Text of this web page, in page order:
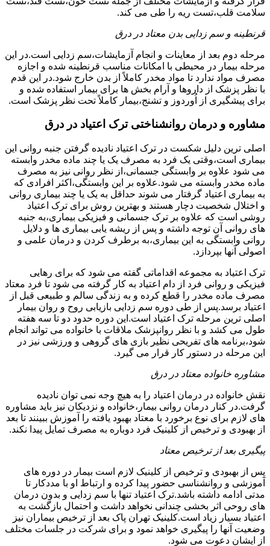
سلامت قلب،تست ریه را طی می کند.
قرنطینه و سم زدایی بدن معتاد در درق
مرحله دوم بعد از معاینات و انجام آزمایشات،سم زدایی است.در این
مرحله بیمار در محیطی با امکانات مناسب قرنطینه شده و اجازه
مصرف مواد ندارد تا مواد مخدر کاملاً از بدن خارج شود.در این قدم
با نظر پزشک از داروها و آرام بخش ها برای بیمار استفاده شده و
برای پیشگیری از اُوردوز و تشنج،بیمار کاملاً تحت نظر پزشک است.
مشاوره و درمان روانشناختی ترک اعتیاد در درق
اصلی ترین دلیل شکست در ترک اعتیاد نادیده گرفتن جنبه روانی این
بیماری است،وقتی یک فرد به مصرف یک یا چند ماده مخدر وابسته
می شود علاوه بر وابستگی جسمانی،از نظر روانی نیز به مصرف
ماده مخدر وابسته می شود.علاوه بر این وابستگی،اکثر افرادی که
به بیماری اعتیاد گرفتار می شوند حداقل به یک یا چند بیماری روانی
و اختلال شخصیت دچار هستند و بهترین روش برای ترک اعتیاد
روشی است که علاوه بر ترک جسمانی و فیزیکی بیماری،به جنبه
های روانی آن توجه داشته و پس از ریشه یابی بیماری ها و دلایل
روانی وابستگی به این بیماری،به برطرف کردن و درمان علمی و
اصولی آنها بپردازد.
ترک اعتیاد به مجموعه اقداماتی گفته می شود که برای رهایی
فیزیکی و روانی فرد از دام اعتیاد به کار گرفته می شود تا فرد معتاد
مصرف ماده مخدر را قطع کرده و به زندگی سالم و طبیعی قبل از
اعتیاد برسد.پس از طی دوره سم زدایی بازیابی روح و روان بیمار
اصلی ترین مرحله ترک اعتیاد است.این دوره حدود دو تا سه هفته
طول می کشد و با نظر روانپزشک ملاقات با خانواده می تواند انجام
شود،برنامه های تفریحی نظیر بازی های گروهی و ورزشی نیز در
این مرحله در دستور کار قرار می گیرد.
مشاوره خانواده معتاد در درق
نقش خانواده در درمان اعتیاد را به هیچ وجه نمی توان نادیده
گرفت.در کنار درمان روانی بیمار،خانواده و نزدیکان نیز باید مشاوره
های لازم برای نوع برخورد با معتاد بهبود یافته را آموزش ببینند تا بعد
از بهبودی و ترخیص از کلینیک فرد دوباره به مصرف تمایل پیدا نکند.
پیگیری بعد از ترخیص معتاد
پس از بهبودی و ترخیص از کلینیک لازم است بیمار در دوره های
آموزشی و روانشناسی حضور پیدا کرده و ارتباط او با مددکار تا
مدتی ادامه داشته باشد.ترک اعتیاد تنها با سم زدایی و بدون درمان
های روحی اثر بخشی چندانی نخواهد داشت و احتمال بازگشت به
اعتیاد بسیار زیاد است.کلینیک تهران پاک بعد از ترخیص بیماران نیز
وضعیت آنها را پیگیری خواهد نمود و برای شرکت در جلسات مختلف
از ایشان دعوت می شود.